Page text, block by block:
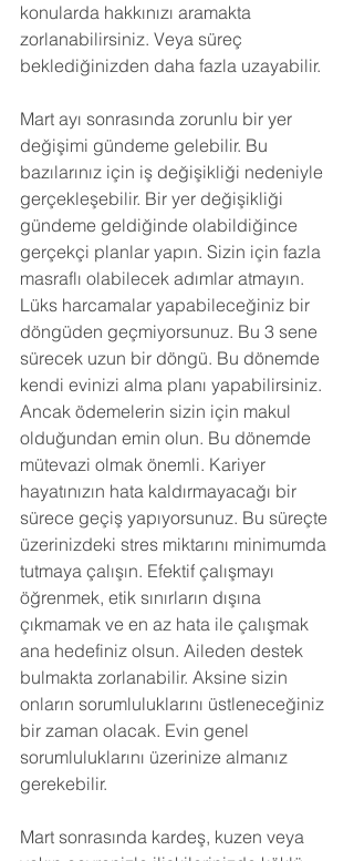
konularda hakkınızı aramakta
zorlanabilirsiniz. Veya süreç
beklediğinizden daha fazla uzayabilir.
Mart ayı sonrasında zorunlu bir yer
değişimi gündeme gelebilir. Bu
bazılarınız için iş değişikliği nedeniyle
gerçekleşebilir. Bir yer değişikliği
gündeme geldiğinde olabildiğince
gerçekçi planlar yapın. Sizin için fazla
masraflı olabilecek adımlar atmayın.
Lüks harcamalar yapabileceğiniz bir
döngüden geçmiyorsunuz. Bu 3 sene
sürecek uzun bir döngü. Bu dönemde
kendi evinizi alma planı yapabilirsiniz.
Ancak ödemelerin sizin için makul
olduğundan emin olun. Bu dönemde
mütevazi olmak önemli. Kariyer
hayatınızın hata kaldırmayacağı bir
sürece geçiş yapıyorsunuz. Bu süreçte
üzerinizdeki stres miktarını minimumda
tutmaya çalışın. Efektif çalışmayı
öğrenmek, etik sınırların dışına
çıkmamak ve en az hata ile çalışmak
ana hedefiniz olsun. Aileden destek
bulmakta zorlanabilir. Aksine sizin
onların sorumluluklarını üstleneceğiniz
bir zaman olacak. Evin genel
sorumluluklarını üzerinize almanız
gerekebilir.
Mart sonrasında kardeş, kuzen veya